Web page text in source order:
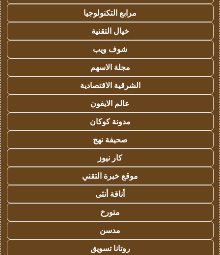
مرابع التكنولوجيا
خيال التقنية
شوف ويب
مجلة الاسهم
الشرقية الاقتصادية
عالم الايفون
مدونة كوكان
صحيفة نهج
كار نيوز
موقع خبرة التقني
أناقة أنثى
متورخ
مدسن
روتانا تسويق